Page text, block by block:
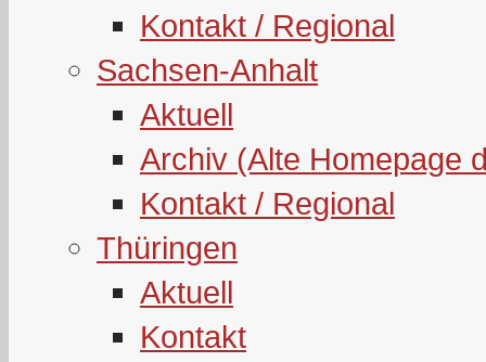
Kontakt / Regional
Sachsen-Anhalt
Aktuell
Archiv (Alte Homepage
Kontakt / Regional
Thüringen
Aktuell
Kontakt